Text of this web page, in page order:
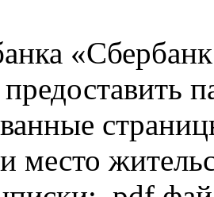
предоставить
место